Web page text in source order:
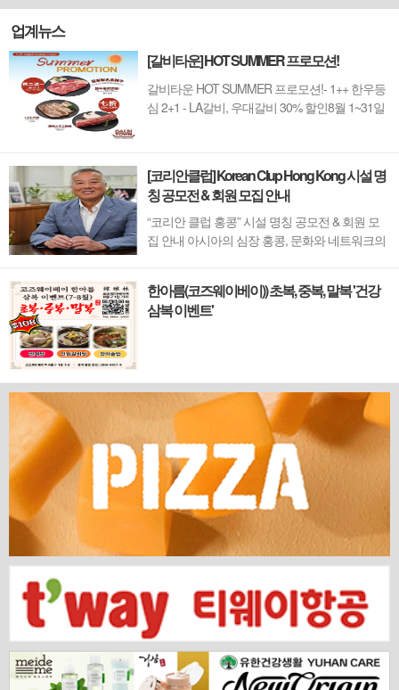
업계뉴스
[갈비타운] HOT SUMMER 프로모션!
갈비타운 HOT SUMMER 프로모션!- 1++ 한우등
심 2+1 - LA갈비, 우대갈비 30% 할인8월 1~31일
[코리안클럽] Korean Clup Hong Kong 시설 명
칭 공모전 & 회원 모집 안내
“코리안 클럽 홍콩” 시설 명칭 공모전 & 회원 모
집 안내 아시아의 심장 홍콩, 문화와 네트워크의
홍콩. 이 역동적인 글로벌 허브의 중심에서 한국
의 깊이 있는 문화유산과 세계적 감각을 잇는 새
한아름(코즈웨이베이)) 초복, 중복, 말복 '건강
삼복 이벤트'